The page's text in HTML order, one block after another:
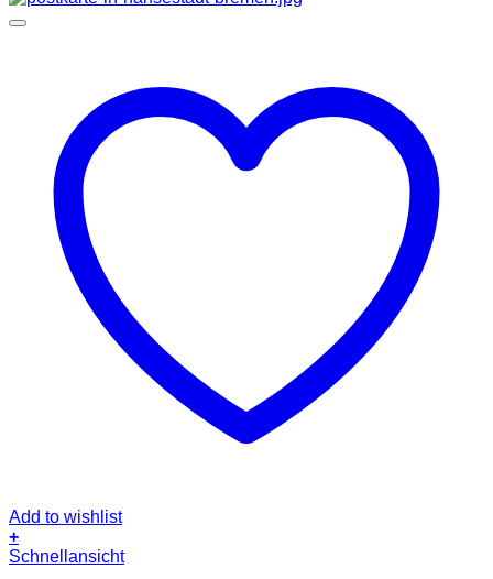
Add to wishlist
+
Schnellansicht